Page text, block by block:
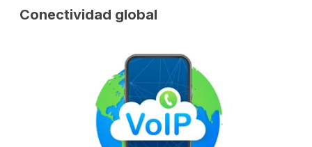
Conectividad global